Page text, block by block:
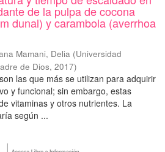
de la pulpa de cocona
dunal) y carambola (averrhoa
Mamani, Delia (Universidad
de Dios, 2017)
las que más se utilizan para adquirir
y funcional; sin embargo, estas
vitaminas y otros nutrientes. La
según ...